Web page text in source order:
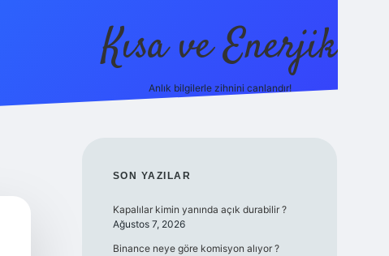
Kısa ve Enerjik
Anlık bilgilerle zihnini canlandır!
SIDEBAR
SON YAZILAR
Kapalılar kimin yanında açık durabilir ?
Ağustos 7, 2026
Binance neye göre komisyon alıyor ?